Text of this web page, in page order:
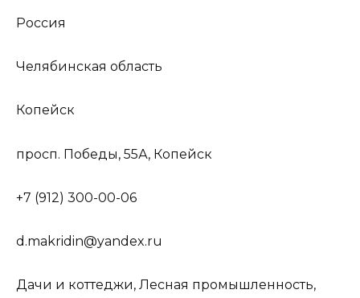
Россия
Челябинская область
Копейск
просп. Победы, 55А, Копейск
+7 (912) 300-00-06
d.makridin@yandex.ru
Дачи и коттеджи, Лесная промышленность,